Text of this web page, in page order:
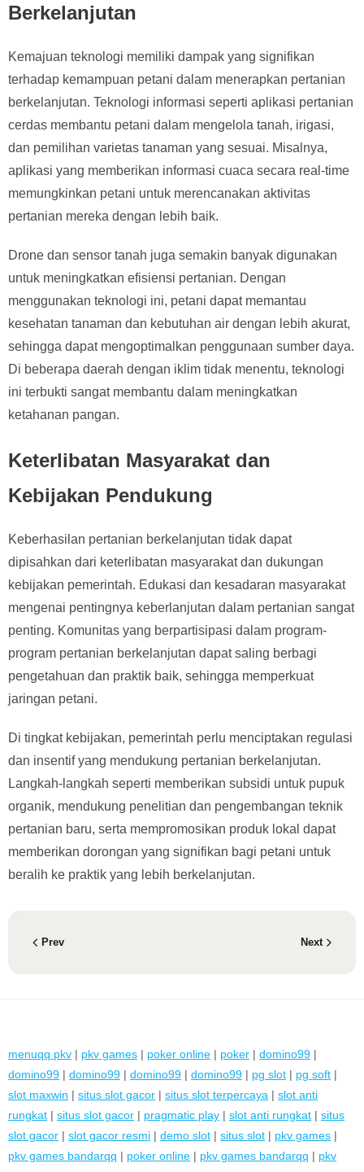
Berkelanjutan
Kemajuan teknologi memiliki dampak yang signifikan
terhadap kemampuan petani dalam menerapkan pertanian
berkelanjutan. Teknologi informasi seperti aplikasi pertanian
cerdas membantu petani dalam mengelola tanah, irigasi,
dan pemilihan varietas tanaman yang sesuai. Misalnya,
aplikasi yang memberikan informasi cuaca secara real-time
memungkinkan petani untuk merencanakan aktivitas
pertanian mereka dengan lebih baik.
Drone dan sensor tanah juga semakin banyak digunakan
untuk meningkatkan efisiensi pertanian. Dengan
menggunakan teknologi ini, petani dapat memantau
kesehatan tanaman dan kebutuhan air dengan lebih akurat,
sehingga dapat mengoptimalkan penggunaan sumber daya.
Di beberapa daerah dengan iklim tidak menentu, teknologi
ini terbukti sangat membantu dalam meningkatkan
ketahanan pangan.
Keterlibatan Masyarakat dan
Kebijakan Pendukung
Keberhasilan pertanian berkelanjutan tidak dapat
dipisahkan dari keterlibatan masyarakat dan dukungan
kebijakan pemerintah. Edukasi dan kesadaran masyarakat
mengenai pentingnya keberlanjutan dalam pertanian sangat
penting. Komunitas yang berpartisipasi dalam program-
program pertanian berkelanjutan dapat saling berbagi
pengetahuan dan praktik baik, sehingga memperkuat
jaringan petani.
Di tingkat kebijakan, pemerintah perlu menciptakan regulasi
dan insentif yang mendukung pertanian berkelanjutan.
Langkah-langkah seperti memberikan subsidi untuk pupuk
organik, mendukung penelitian dan pengembangan teknik
pertanian baru, serta mempromosikan produk lokal dapat
memberikan dorongan yang signifikan bagi petani untuk
beralih ke praktik yang lebih berkelanjutan.
Prev Next
menuqq pkv | pkv games | poker online | poker | domino99 |
domino99 | domino99 | domino99 | domino99 | pg slot | pg soft |
slot maxwin | situs slot gacor | situs slot terpercaya | slot anti
rungkat | situs slot gacor | pragmatic play | slot anti rungkat | situs
slot gacor | slot gacor resmi | demo slot | situs slot | pkv games |
pkv games bandarqq | poker online | pkv games bandarqq | pkv